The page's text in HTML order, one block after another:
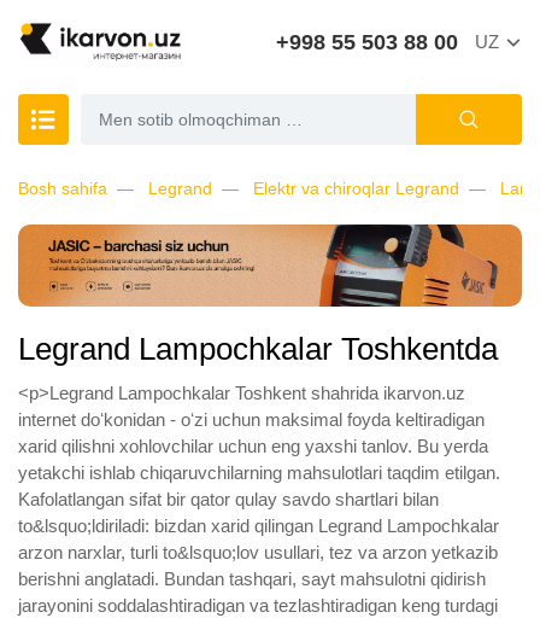
+998 55 503 88 00 UZ
Bosh sahifa Legrand Elektr va chiroqlar Legrand
Legrand Lampochkalar Toshkentda
<p>Legrand Lampochkalar Toshkent shahrida ikarvon.uz
internet doʻkonidan - oʻzi uchun maksimal foyda keltiradigan
xarid qilishni xohlovchilar uchun eng yaxshi tanlov. Bu yerda
yetakchi ishlab chiqaruvchilarning mahsulotlari taqdim etilgan.
Kafolatlangan sifat bir qator qulay savdo shartlari bilan
to&lsquo;ldiriladi: bizdan xarid qilingan Legrand Lampochkalar
arzon narxlar, turli to&lsquo;lov usullari, tez va arzon yetkazib
berishni anglatadi. Bundan tashqari, sayt mahsulotni qidirish
jarayonini soddalashtiradigan va tezlashtiradigan keng turdagi